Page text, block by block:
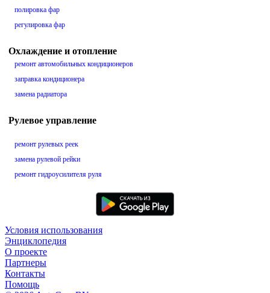
полировка фар
регулировка фар
Охлаждение и отопление
ремонт автомобильных кондиционеров
заправка кондиционера
замена радиатора
Рулевое управление
ремонт рулевых реек
замена рулевой рейки
ремонт гидроусилителя руля
Условия использования
Энциклопедия
О проекте
Партнеры
Контакты
Помощь